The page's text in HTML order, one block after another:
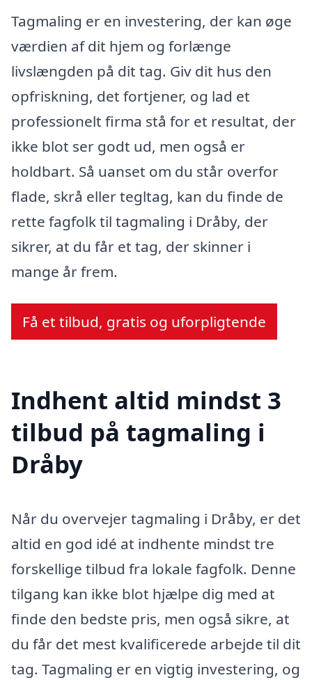
Tagmaling er en investering, der kan øge
værdien af dit hjem og forlænge
livslængden på dit tag. Giv dit hus den
opfriskning, det fortjener, og lad et
professionelt firma stå for et resultat, der
ikke blot ser godt ud, men også er
holdbart. Så uanset om du står overfor
flade, skrå eller tegltag, kan du finde de
rette fagfolk til tagmaling i Dråby, der
sikrer, at du får et tag, der skinner i
mange år frem.
Få et tilbud, gratis og uforpligtende
Indhent altid mindst 3
tilbud på tagmaling i
Dråby
Når du overvejer tagmaling i Dråby, er det
altid en god idé at indhente mindst tre
forskellige tilbud fra lokale fagfolk. Denne
tilgang kan ikke blot hjælpe dig med at
finde den bedste pris, men også sikre, at
du får det mest kvalificerede arbejde til dit
tag. Tagmaling er en vigtig investering, og